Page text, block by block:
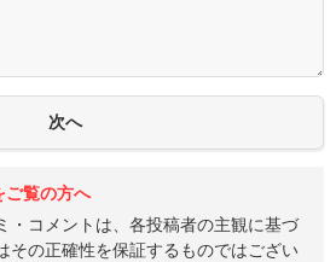
ご覧の方へ
・コメントは、各投稿者の主観に基づ
その正確性を保証するものではござい